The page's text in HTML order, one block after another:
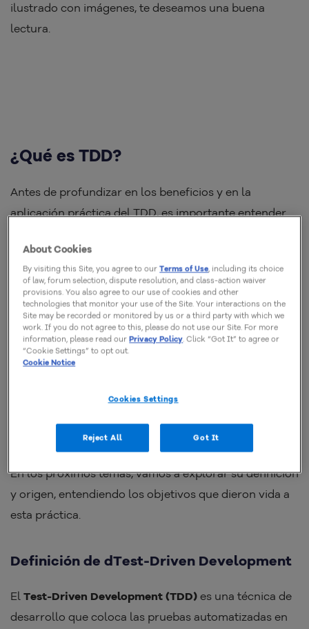
ilustrado con imágenes, te deseamos una buena
lectura.
¿Qué es TDD?
Antes de profundizar en los beneficios y en la
aplicación práctica del TDD, es importante entender
una técnica de pruebas, sino una
mentalidaden el desarrollo de software.
Él propone una inversión en el proceso tradicional: en
lugar de escribir el código y luego probarlo, el
desarrollador crea las primeras pruebas primero. Este
diseño del software, en la forma en que pensamos los
En los próximos temas, vamos a explorar su definición
y origen, entendiendo los objetivos que dieron vida a
esta práctica.
Definición de dTest-Driven Development
El Test-Driven Development (TDD) es una técnica de
desarrollo que coloca las pruebas automatizadas en
About Cookies
By visiting this Site, you agree to ourTerms of Use, including its choice
of law, forum selection, dispute resolution, and class-action waiver
provisions. You also agree to our use of cookies and other
technologies that monitor your use of the Site. Your interactions on the
Site may be recorded or monitored by us or a third party with which we
work. If you do not agree to this, please do not use our Site. For more
information, please read ourPrivacy Policy. Click “Got It” to agree or
“Cookie Settings” to opt out.
Cookie Notice
Cookies Settings
Reject All Got It